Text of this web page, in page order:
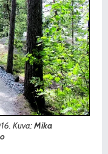
Kuva:Mika